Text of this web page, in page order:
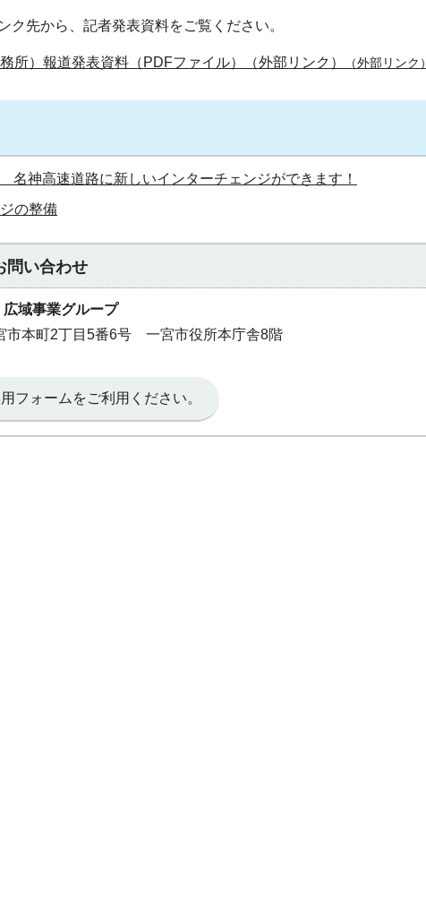
先から、記者発表資料をご覧ください。
所）報道発表資料（PDFファイル）（外部リンク） （外部リンク）
神高速道路に新しいインターチェンジができます！
の整備
問い合わせ
域事業グループ
本町2丁目5番6号 一宮市役所本庁舎8階
フォームをご利用ください。